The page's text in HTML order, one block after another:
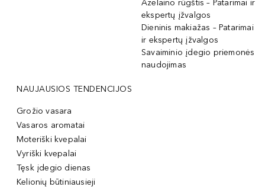
Azelaino rūgštis – Patarimai ir
ekspertų įžvalgos
Dieninis makiažas – Patarimai
ir ekspertų įžvalgos
Savaiminio įdegio priemonės
naudojimas
NAUJAUSIOS TENDENCIJOS
Grožio vasara
Vasaros aromatai
Moteriški kvepalai
Vyriški kvepalai
Tęsk įdegio dienas
Kelionių būtiniausieji